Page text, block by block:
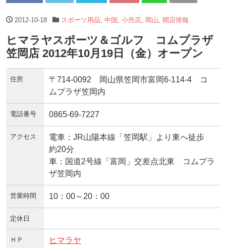
2012-10-18 スポーツ用品 中国 小売店, 岡山 開店情報
ヒマラヤスポーツ＆ゴルフ コムプラザ
笠岡店 2012年10月19日（金）オープン
住所
〒714-0092 岡山県笠岡市富岡6-114-4 コ
ムプラザ笠岡内
電話番号 0865-69-7227
アクセス
電車：JR山陽本線「笠岡駅」より東へ徒歩
約20分
車：国道2号線「富岡」交差点北東 コムプラ
ザ笠岡内
営業時間 10：00～20：00
定休日
ＨＰ ヒマラヤ